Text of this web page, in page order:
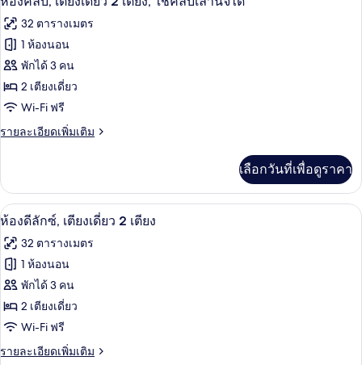
คลับ
เลา
นจ์
ได้
ห้อง
ใช้
คลับ
เลา
นจ์
ได้
ภาพถ่าย
ทั้งหมด
ของ
ห้อง
คลับ,
เตียง
2
เตียง,
ใช้
คลับ
เลา
นจ์
ได้
32 ตารางเมตร
1 ห้องนอน
พักได้ 3 คน
2 เตียงเดี่ยว
Wi-Fi ฟรี
รายละเอียดเพิ่มเติม
ราย
เกี่ยว
กับ
ห้อง
เตียง
เดี่ยว
เตียง,
ใช้
คลับ
เลา
นจ์
เลือกวันที่เพื่อดูราคา
เปิด
ภาพถ่าย
ทั้งหมด
ของ
ห้อง
ดี
ลัก
เครื่องนอนระดับพรีเมียม, ผ้านวมขนเ
6
ห้องดีลักซ์, เตียงเดี่ยว 2 เตียง
32 ตารางเมตร
1 ห้องนอน
พักได้ 3 คน
2 เตียงเดี่ยว
Wi-Fi ฟรี
รายละเอียดเพิ่มเติม
ราย